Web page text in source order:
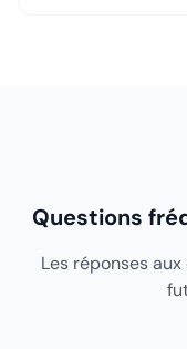
Questions
Les réponses